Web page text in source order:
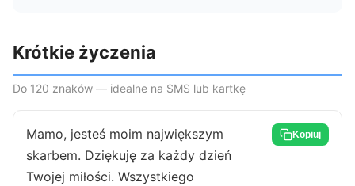
Krótkie życzenia
Do 120 znaków — idealne na SMS lub kartkę
Mamo, jesteś moim największym
skarbem. Dziękuję za każdy dzień
Twojej miłości. Wszystkiego
Kopiuj